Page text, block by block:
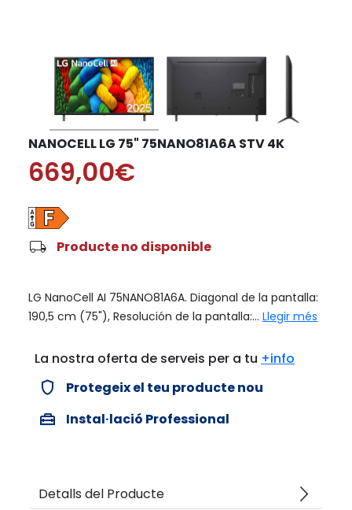
NANOCELL LG 75" 75NANO81A6A STV 4K
669,00€
local_shipping Producte no disponible
LG NanoCell AI 75NANO81A6A. Diagonal de la pantalla:
190,5 cm (75"), Resolución de la pantalla:... Llegir més
La nostra oferta de serveis per a tu +info
verified_user Protegeix el teu producte nou
home_repair_service Instal·lació Professional
Detalls del Producte arrow_forward_ios